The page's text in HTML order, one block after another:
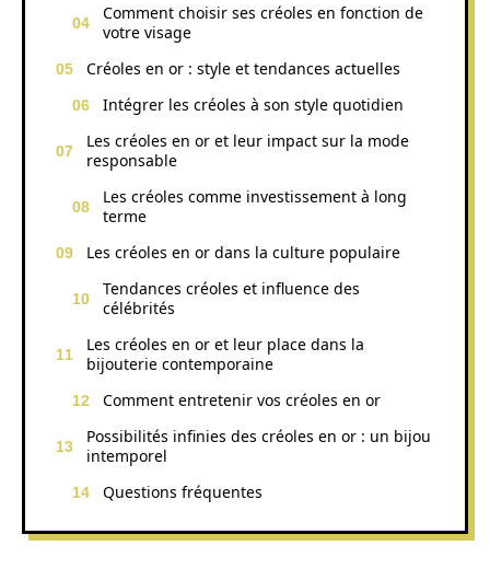
Comment choisir ses créoles en fonction de
votre visage
Créoles en or : style et tendances actuelles
Intégrer les créoles à son style quotidien
Les créoles en or et leur impact sur la mode
responsable
Les créoles comme investissement à long
terme
Les créoles en or dans la culture populaire
Tendances créoles et influence des
célébrités
Les créoles en or et leur place dans la
bijouterie contemporaine
Comment entretenir vos créoles en or
Possibilités infinies des créoles en or : un bijou
intemporel
Questions fréquentes